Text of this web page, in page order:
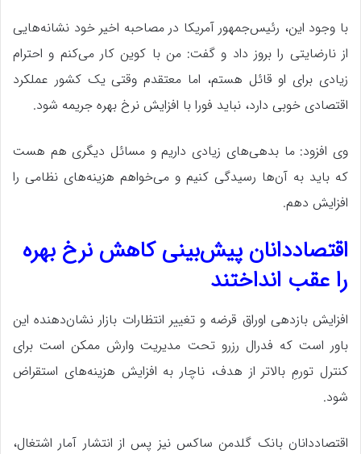
با وجود این، رئیس‌جمهور آمریکا در مصاحبه اخیر خود نشانه‌هایی
از نارضایتی را بروز داد و گفت: من با کوین کار می‌کنم و احترام
زیادی برای او قائل هستم، اما معتقدم وقتی یک کشور عملکرد
اقتصادی خوبی دارد، نباید فورا با افزایش نرخ بهره جریمه شود.
وی افزود: ما بدهی‌های زیادی داریم و مسائل دیگری هم هست
که باید به آن‌ها رسیدگی کنیم و می‌خواهم هزینه‌های نظامی را
افزایش دهم.
اقتصاددانان پیش‌بینی کاهش نرخ بهره
را عقب انداختند
افزایش بازدهی اوراق قرضه و تغییر انتظارات بازار نشان‌دهنده این
باور است که فدرال رزرو تحت مدیریت وارش ممکن است برای
کنترل تورمِ بالاتر از هدف، ناچار به افزایش هزینه‌های استقراض
شود.
اقتصاددانان بانک گلدمن ساکس نیز پس از انتشار آمار اشتغال،